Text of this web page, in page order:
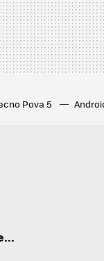
Pova 5